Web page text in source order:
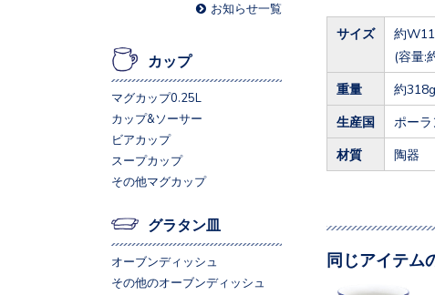
サイズ
約
(容量:
重量 約318g
生産国 ポー
材質 陶器
同じアイテム
お知らせ一覧
カップ
マグカップ0.25L
カップ&ソーサー
ビアカップ
スープカップ
その他マグカップ
グラタン皿
オーブンディッシュ
その他のオーブンディッシュ